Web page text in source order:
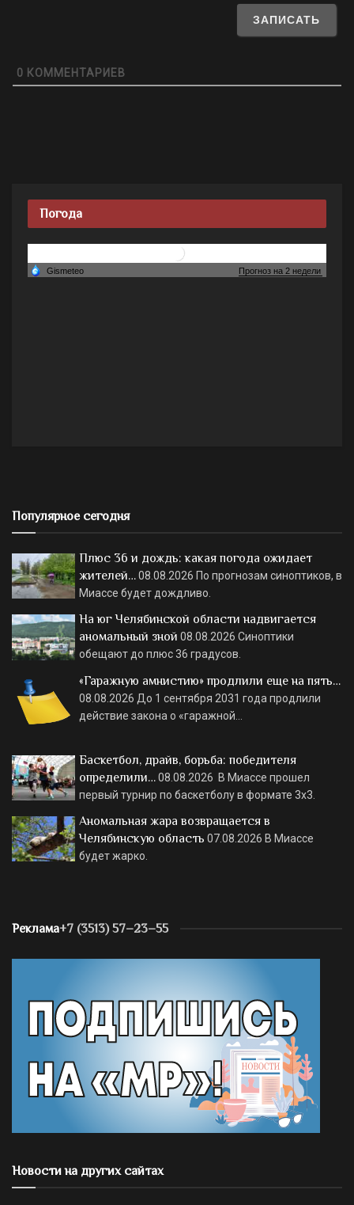
0 КОММЕНТАРИЕВ
Погода
Популярное сегодня
Плюс 36 и дождь: какая погода ожидает
жителей…08.08.2026 По прогнозам синоптиков, в
Миассе будет дождливо.
На юг Челябинской области надвигается
аномальный зной 08.08.2026 Синоптики
обещают до плюс 36 градусов.
«Гаражную амнистию» продлили еще на пять…
08.08.2026 До 1 сентября 2031 года продлили
действие закона о «гаражной…
Баскетбол, драйв, борьба: победителя
определили…08.08.2026 В Миассе прошел
первый турнир по баскетболу в формате 3х3.
Аномальная жара возвращается в
Челябинскую область 07.08.2026 В Миассе
будет жарко.
Реклама+7 (3513) 57–23–55
Новости на других сайтах